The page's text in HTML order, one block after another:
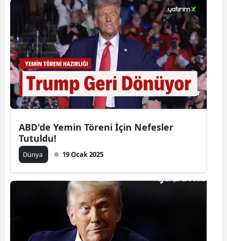
ABD'de Yemin Töreni İçin Nefesler
Tutuldu!
Dünya 19 Ocak 2025